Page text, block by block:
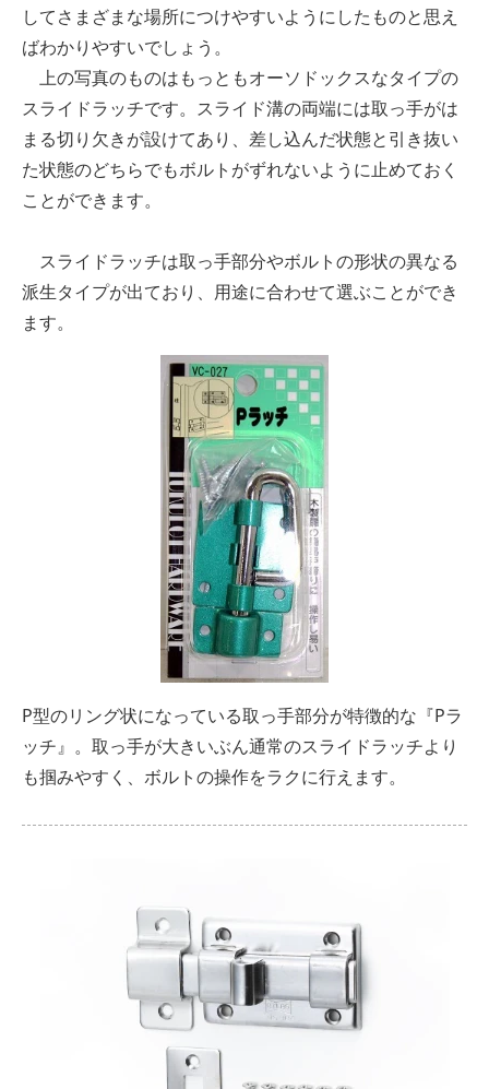
してさまざまな場所につけやすいようにしたものと思え
ばわかりやすいでしょう。
上の写真のものはもっともオーソドックスなタイプの
スライドラッチです。スライド溝の両端には取っ手がは
まる切り欠きが設けてあり、差し込んだ状態と引き抜い
た状態のどちらでもボルトがずれないように止めておく
ことができます。
スライドラッチは取っ手部分やボルトの形状の異なる
派生タイプが出ており、用途に合わせて選ぶことができ
ます。
P型のリング状になっている取っ手部分が特徴的な『Pラ
ッチ』。取っ手が大きいぶん通常のスライドラッチより
も掴みやすく、ボルトの操作をラクに行えます。